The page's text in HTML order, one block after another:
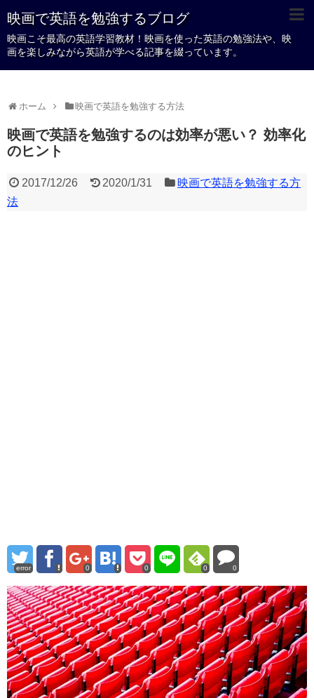
映画で英語を勉強するブログ
映画こそ最高の英語学習教材！映画を使った英語の勉強法や、映
画を楽しみながら英語が学べる記事を綴っています。
ホーム 映画で英語を勉強する方法
映画で英語を勉強するのは効率が悪い？ 効率化
のヒント
2017/12/26 2020/1/31
映画で英語を勉強する方
法
error 0 0 0 0